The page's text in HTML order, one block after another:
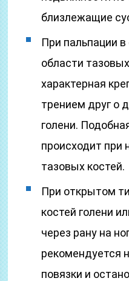
близлежащие
При пальпации в
области
характерная
трением друг о
голени.
происходит при
тазовых костей.
При открытом
костей голени
через рану на
рекомендуется
повязки и